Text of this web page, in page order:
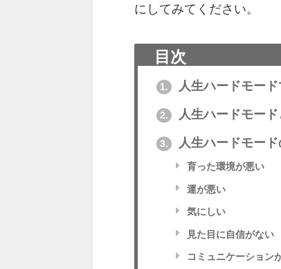
にしてみてください。
目次
1. 人生ハードモー
2. 人生ハードモード
3. 人生ハードモー
育った環境が悪い
運が悪い
気にしい
見た目に自信がない
コミュニケーション